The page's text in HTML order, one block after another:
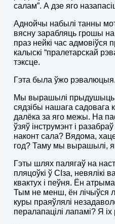
салам”. А дзе яго
Аднойчы набылі танны
вясну зарабляць грошы
праз нейкі час адмовіўся
калыскі “пралетарскай
тэксце.
Гэта была ўжо рэвалюцыя.
Мы вырашылі прыдушыць
сядзібы нашага садовага
далёка за яго межы. На
ўзяў інструмэнт і
наконт сала? Вядома,
год? Таму мы вырашылі,
Гэты шлях палягаў на
пляцоўкі ў СІза,
квактух і пеўня. Ён
Тым не менш, ён лічыўся
куры праяўлялі
пералапацілі лапамі? Я